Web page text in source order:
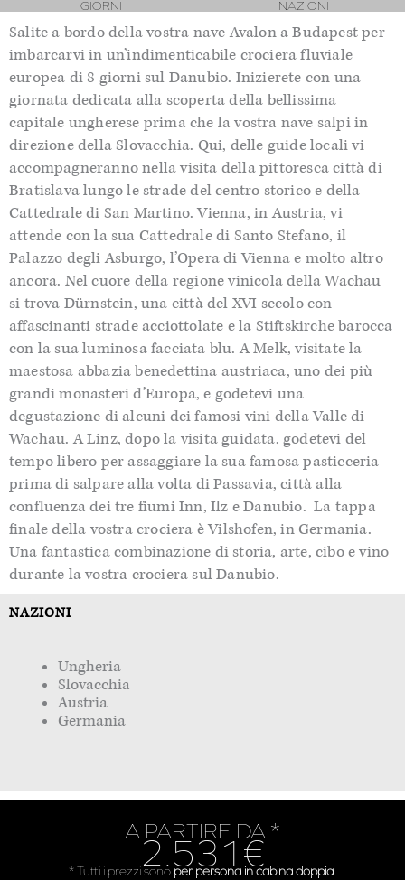
GIORNI NAZIONI
Salite a bordo della vostra nave Avalona Budapest per
imbarcarvi in un’indimenticabile crociera fluviale
europea di8 giorni sul Danubio. Inizierete con una
giornata dedicata alla scoperta della bellissima
capitale ungherese prima che la vostra nave salpi in
direzione della Slovacchia. Qui, delle guide locali vi
accompagneranno nella visita della pittoresca città di
Bratislava lungo le strade del centro storico e della
Cattedrale di San Martino. Vienna, in Austria,vi
attende con la sua Cattedrale di Santo Stefano, il
Palazzo degli Asburgo, l’Opera di Vienna e molto altro
ancora. Nel cuore della regione vinicola dellaWachau
si trova Dürnstein, una città del XVI secolo con
affascinanti strade acciottolate e la Stiftskirchebarocca
con la sua luminosa facciata blu. A Melk, visitate la
maestosa abbazia benedettina austriaca, uno dei più
grandi monasteri d’Europa, e godetevi una
degustazione di alcuni dei famosi vini della Valle di
Wachau. A Linz,dopo la visita guidata,godetevi del
tempo libero per assaggiare la sua famosa pasticceria
prima di salpare alla volta diPassavia, città alla
confluenza dei tre fiumi Inn, Ilz e Danubio. La tappa
finale della vostra crociera è Vilshofen, in Germania.
Una fantastica combinazione di storia, arte, cibo e vino
durante la vostra crociera sul Danubio.
NAZIONI
Ungheria
Slovacchia
Austria
Germania
A PARTIRE DA *
2.531€
* Tutti i prezzi sono per persona in cabina doppia.